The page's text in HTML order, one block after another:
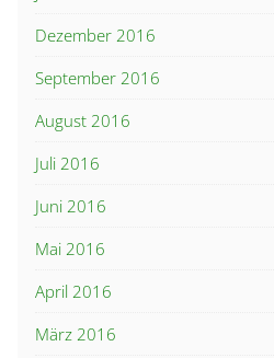
Dezember 2016
September 2016
August 2016
Juli 2016
Juni 2016
Mai 2016
April 2016
März 2016